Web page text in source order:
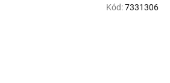
Kód:7331306